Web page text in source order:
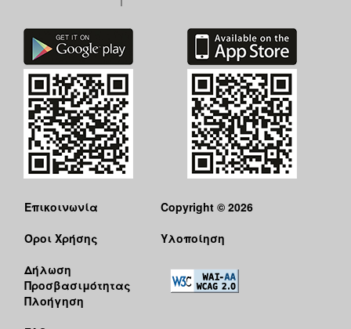
Επικοινωνία
Όροι Χρήσης
Δήλωση
Προσβασιμότητας
Πλοήγηση
Copyright © 2026
Υλοποίηση